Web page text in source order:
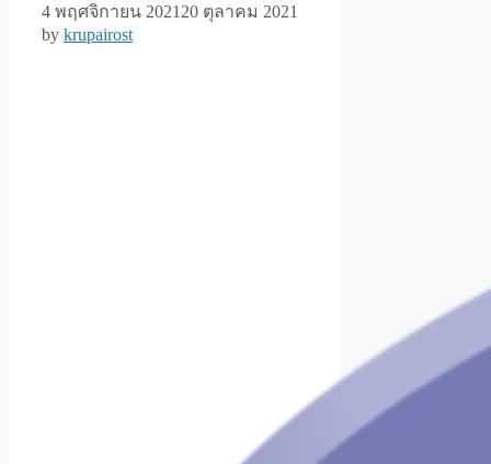
4 พฤศจิกายน 2021 20 ตุลาคม 2021
by krupairost